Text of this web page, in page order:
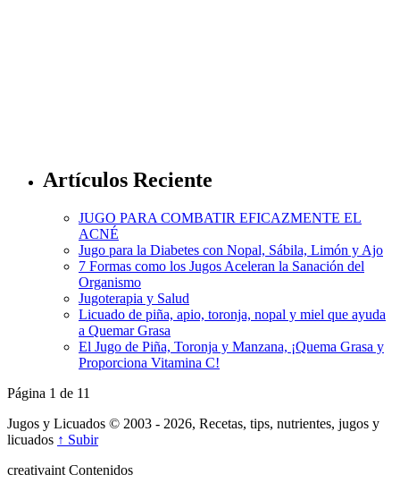
Artículos Reciente
JUGO PARA COMBATIR EFICAZMENTE EL
ACNÉ
Jugo para la Diabetes con Nopal, Sábila, Limón y Ajo
7 Formas como los Jugos Aceleran la Sanación del
Organismo
Jugoterapia y Salud
Licuado de piña, apio, toronja, nopal y miel que ayuda
a Quemar Grasa
El Jugo de Piña, Toronja y Manzana, ¡Quema Grasa y
Proporciona Vitamina C!
Página 1 de 11
Jugos y Licuados © 2003 - 2026, Recetas, tips, nutrientes, jugos y
licuados ↑ Subir
creativaint Contenidos